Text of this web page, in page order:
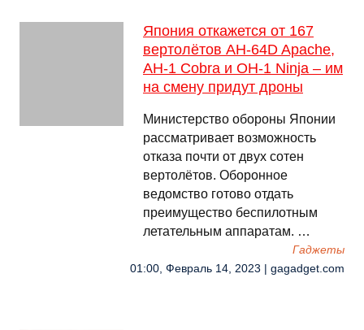
Япония откажется от 167
вертолётов AH-64D Apache,
AH-1 Cobra и OH-1 Ninja – им
на смену придут дроны
Министерство обороны Японии
рассматривает возможность
отказа почти от двух сотен
вертолётов. Оборонное
ведомство готово отдать
преимущество беспилотным
летательным аппаратам. …
Гаджеты
01:00, Февраль 14, 2023 | gagadget.com